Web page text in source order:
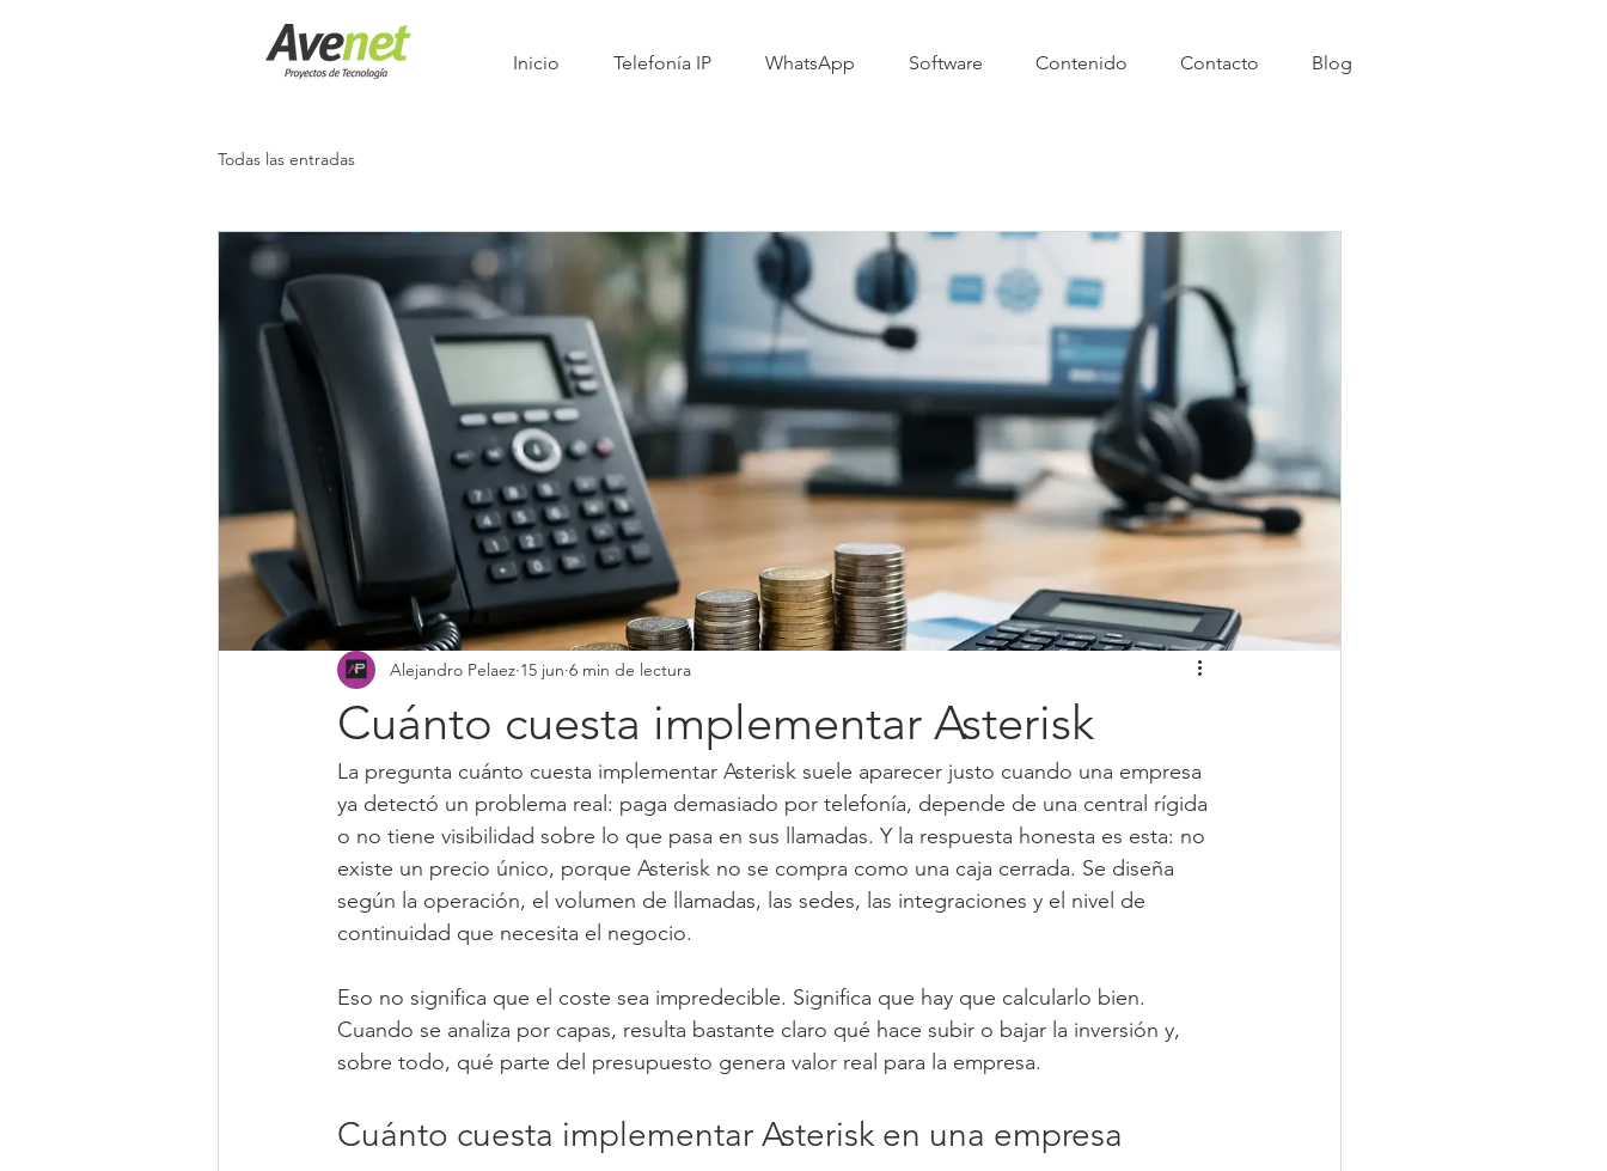
Inicio Telefonía IP WhatsApp Software Contenido Contacto Blog
Todas las entradas
Cuánto cuesta implementar Asterisk
Alejandro Pelaez 15 jun 6 min de lectura
La pregunta cuánto cuesta implementar Asterisk suele aparecer justo cuando una empresa
ya detectó un problema real: paga demasiado por telefonía, depende de una central rígida
o no tiene visibilidad sobre lo que pasa en sus llamadas. Y la respuesta honesta es esta: no
existe un precio único, porque Asterisk no se compra como una caja cerrada. Se diseña
según la operación, el volumen de llamadas, las sedes, las integraciones y el nivel de
continuidad que necesita el negocio.
Eso no significa que el coste sea impredecible. Significa que hay que calcularlo bien.
Cuando se analiza por capas, resulta bastante claro qué hace subir o bajar la inversión y,
sobre todo, qué parte del presupuesto genera valor real para la empresa.
Cuánto cuesta implementar Asterisk en una empresa